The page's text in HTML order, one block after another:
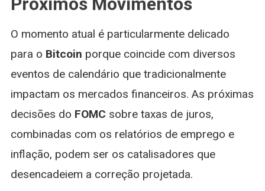
O momento atual é particularmente delicado
para o Bitcoin porque coincide com diversos
eventos de calendário que tradicionalmente
impactam os mercados financeiros. As próximas
decisões do FOMC sobre taxas de juros,
combinadas com os relatórios de emprego e
inflação, podem ser os catalisadores que
desencadeiem a correção projetada.